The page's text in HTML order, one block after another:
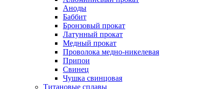
Аноды
Баббит
Бронзовый прокат
Латунный прокат
Медный прокат
Проволока медно-никелевая
Припои
Свинец
Чушка свинцовая
Титановые сплавы